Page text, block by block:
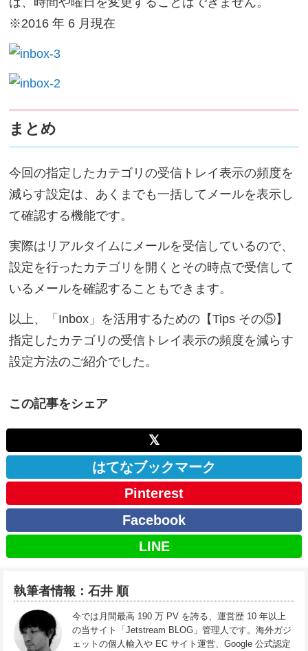
※2016 年 6 月現在
まとめ
今回の指定したカテゴリの受信トレイ表示の頻度を
減らす設定は、あくまでも一括してメールを表示し
て確認する機能です。
実際はリアルタイムにメールを受信しているので、
設定を行ったカテゴリを開くとその時点で受信して
いるメールを確認することもできます。
以上、「Inbox」を活用するための【Tips その⑤】
指定したカテゴリの受信トレイ表示の頻度を減らす
設定方法のご紹介でした。
この記事をシェア
𝕏
はてなブックマーク
Pinterest
Facebook
LINE
執筆者情報：石井 順
今では月間最高 190 万 PV を誇る、運営歴 10 年以上
の当サイト「Jetstream BLOG」管理人です。海外ガジ
ェットの個人輸入や EC サイト運営、Google 公式認定